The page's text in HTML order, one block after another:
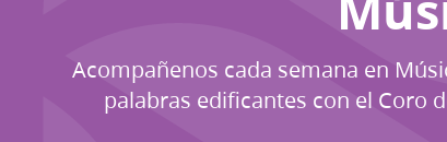
Acompañenos cada semana en
palabras edificantes con el Coro